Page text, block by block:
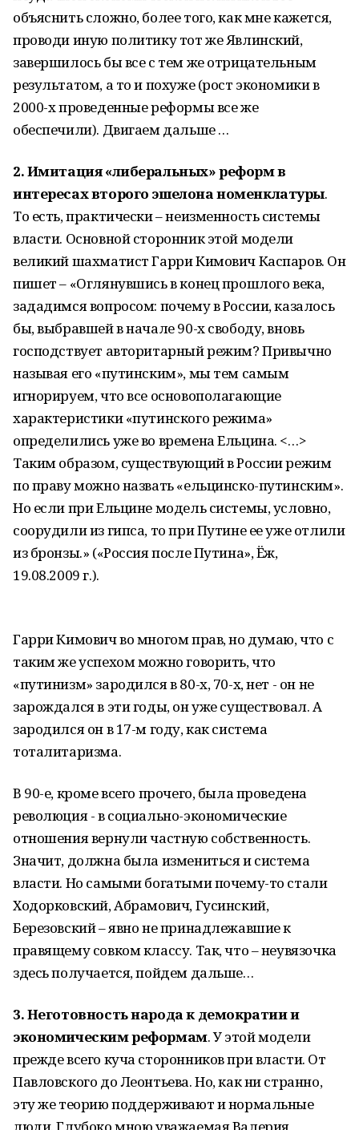
объяснить сложно, более того, как мне кажется,
проводи иную политику тот же Явлинский,
завершилось бы все с тем же отрицательным
результатом, а то и похуже (рост экономики в
2000-х проведенные реформы все же
обеспечили). Двигаем дальше …
2. Имитация «либеральных» реформ в
интересах второго эшелона номенклатуры.
То есть, практически – неизменность системы
власти. Основной сторонник этой модели
великий шахматист Гарри Кимович Каспаров. Он
пишет – «Оглянувшись в конец прошлого века,
зададимся вопросом: почему в России, казалось
бы, выбравшей в начале 90-х свободу, вновь
господствует авторитарный режим? Привычно
называя его «путинским», мы тем самым
игнорируем, что все основополагающие
характеристики «путинского режима»
определились уже во времена Ельцина. <…>
Таким образом, существующий в России режим
по праву можно назвать «ельцинско-путинским».
Но если при Ельцине модель системы, условно,
соорудили из гипса, то при Путине ее уже отлили
из бронзы.» («Россия после Путина», Ёж,
19.08.2009 г.).
Гарри Кимович во многом прав, но думаю, что с
таким же успехом можно говорить, что
«путинизм» зародился в 80-х, 70-х, нет - он не
зарождался в эти годы, он уже существовал. А
зародился он в 17-м году, как система
тоталитаризма.
В 90-е, кроме всего прочего, была проведена
революция - в социально-экономические
отношения вернули частную собственность.
Значит, должна была измениться и система
власти. Но самыми богатыми почему-то стали
Ходорковский, Абрамович, Гусинский,
Березовский – явно не принадлежавшие к
правящему совком классу. Так, что – неувязочка
здесь получается, пойдем дальше…
3. Неготовность народа к демократии и
экономическим реформам. У этой модели
прежде всего куча сторонников при власти. От
Павловского до Леонтьева. Но, как ни странно,
эту же теорию поддерживают и нормальные